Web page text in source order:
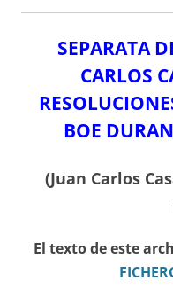
SEPARATA
CARLOS
BOE
(Juan Carlos
El texto de este